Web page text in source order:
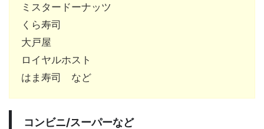
ミスタードーナッツ
くら寿司
大戸屋
ロイヤルホスト
はま寿司 など
コンビニ/スーパーなど